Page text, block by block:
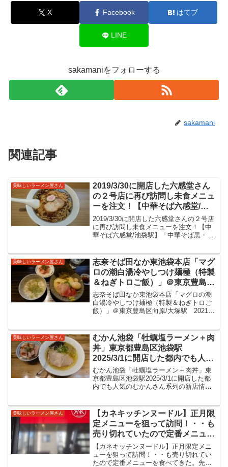
X Facebook はてブ
LINE
sakamaniをフォローする
sakamani
関連記事
美味しいラーメン屋さん
2019/3/30に開店した六感堂さん
の２号店に再び訪問し未食メニュ
ーを注文！【中華そば六感堂/池
袋駅】「中華そば黒・細麺」黒は
たまり醤油とねぎ油を使用したラ
ーメン！前回は中華そば白、今回
た！
2019/3/30に開店した六感堂さんの２号店
に再び訪問し未食メニューを注文！【中
華そば六感堂/池袋駅】「中華そば黒・細
華そば黒をいただいてきました！先日
2019/3/...
美味しいラーメン屋さん
志奈そば田なか東池袋本店「マグ
ロの潮白湯冷やしつけ麺極（特製
＆ねぎトロご飯）」＠東京豊島区
向原/大塚駅 2021年夏の限定涼
麺第２弾として8月末まで提供予
定。冷たいスープの美味しいマグ
志奈そば田なか東池袋本店「マグロの潮
白湯冷やしつけ麺極（特製＆ねぎトロご
飯）」＠東京豊島区向原/大塚駅 2021年
湯つけ麺をいただきました。志奈そば田
なか東池袋本店大...
美味しいラーメン屋さん
むかん池袋「牡蠣塩ラーメン＋肉
丼」東京都豊島区池袋駅
2025/3/1に開店した都内でも人気
のむかんさん系列の新店情報
むかん池袋「牡蠣塩ラーメン＋肉丼」東
京都豊島区池袋駅2025/3/1に開店した都
内でも人気のむかんさん系列の新店情報
無冠の名前で阿佐ヶ谷・五反田・横浜で
も展開され...
美味しいラーメン屋さん
【カネキッチンヌードル】正月限
定メニューを狙って訪問！・・も
売り切れていたので定番メニュー
を食べてきた。
【カネキッチンヌードル】正月限定メニ
ューを狙って訪問！・・も売り切れてい
たので定番メニューを食べてきた。先日